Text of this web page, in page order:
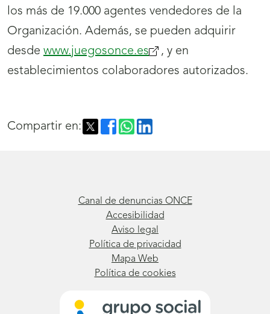
los más de 19.000 agentes vendedores de la
Organización. Además, se pueden adquirir
desde www.juegosonce.es(se
abrirá
, y en
establecimientos colaboradores autorizados.
Compartir en:
Canal de denuncias ONCE
Accesibilidad
Aviso legal
Política de privacidad
Mapa Web
Política de cookies